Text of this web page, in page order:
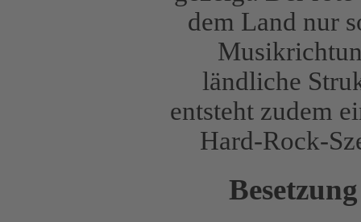
dem Land nur
ländliche
entsteht zudem
Hard-Rock-